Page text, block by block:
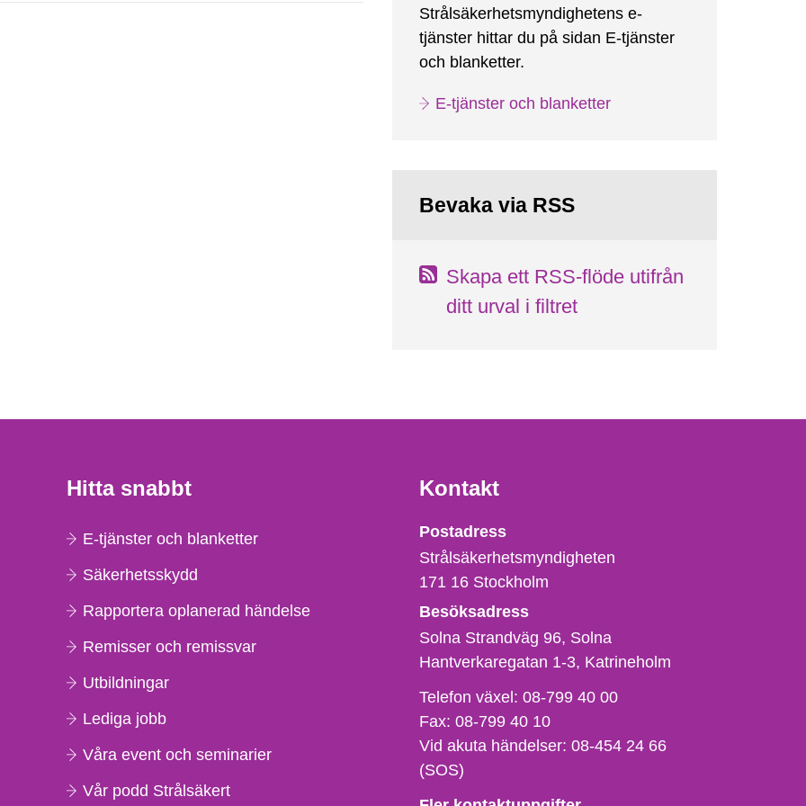
Strålsäkerhetsmyndighetens e-
tjänster hittar du på sidan E-tjänster
och blanketter.
E-tjänster och blanketter
Bevaka via RSS
Skapa ett RSS-flöde utifrån
ditt urval i filtret
Hitta snabbt
E-tjänster och blanketter
Säkerhetsskydd
Rapportera oplanerad händelse
Remisser och remissvar
Utbildningar
Lediga jobb
Våra event och seminarier
Vår podd Strålsäkert
Kontakt
Strålsäkerhetsmyndigheten
Postadress
Strålsäkerhetsmyndigheten
171 16 Stockholm
Besöksadress
Solna Strandväg 96, Solna
Hantverkaregatan 1-3 Katrineholm
Telefon,
fax
och
e-
Telefon växel:08-799 40 00
Fax:08-799 40 10
Vid akuta händelser:08-454 24 66
(SOS)